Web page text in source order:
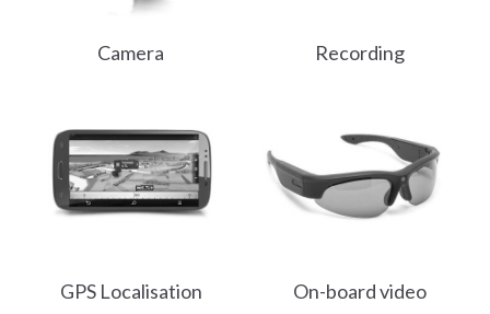
Camera Recording
GPS Localisation On-board video